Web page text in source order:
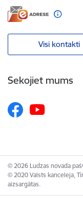
Visi kontakti
Sekojiet mums
© 2026 Ludzas novada
© 2020 Valsts kanceleja,
aizsargātas.